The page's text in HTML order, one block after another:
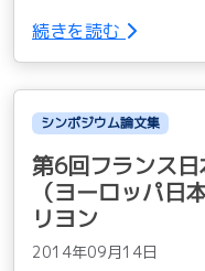
続きを読む
シンポジウム論文集
第6回フランス
（ヨーロッパ
リヨン
2014年09月14日